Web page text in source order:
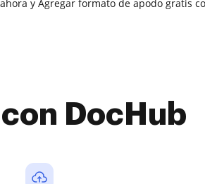
y Agregar formato de apodo gratis
DocHub